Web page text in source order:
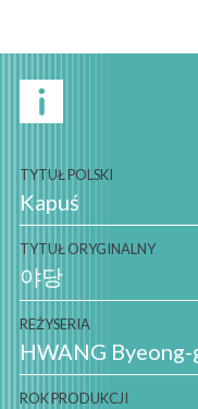
TYTUŁ POLSKI
Kapuś
TYTUŁ ORYGINALNY
야당
REŻYSERIA
HWANG Byeong-
ROK PRODUKCJI